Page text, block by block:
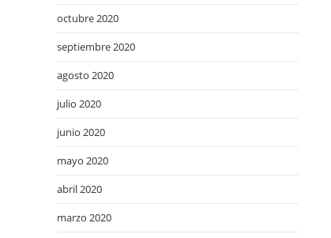
octubre 2020
septiembre 2020
agosto 2020
julio 2020
junio 2020
mayo 2020
abril 2020
marzo 2020